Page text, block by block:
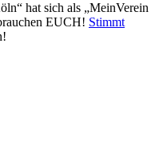
hat sich als „MeinVerein
EUCH! Stimmt